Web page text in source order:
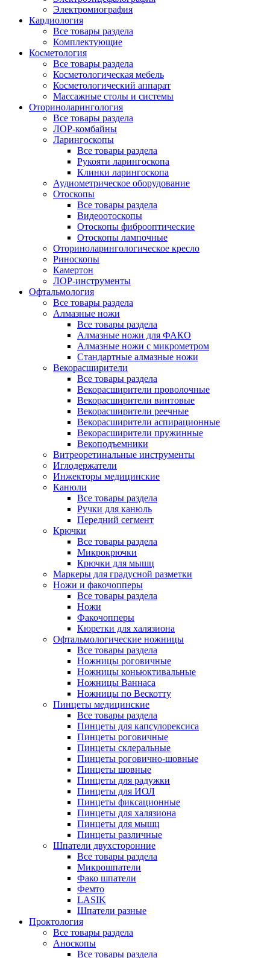
Электромиография
Кардиология
Все товары раздела
Комплектующие
Косметология
Все товары раздела
Косметологическая мебель
Косметологический аппарат
Массажные столы и системы
Оториноларингология
Все товары раздела
ЛОР-комбайны
Ларингоскопы
Все товары раздела
Рукояти ларингоскопа
Клинки ларингоскопа
Аудиометрическое оборудование
Отоскопы
Все товары раздела
Видеоотоскопы
Отоскопы фиброоптические
Отоскопы лампочные
Оториноларингологическое кресло
Риноскопы
Камертон
ЛОР-инструменты
Офтальмология
Все товары раздела
Алмазные ножи
Все товары раздела
Алмазные ножи для ФАКО
Алмазные ножи с микрометром
Стандартные алмазные ножи
Векорасширители
Все товары раздела
Векорасширители проволочные
Векорасширители винтовые
Векорасширители реечные
Векорасширители аспирационные
Векорасширители пружинные
Векоподъемники
Витреоретинальные инструменты
Иглодержатели
Инжекторы медицинские
Канюли
Все товары раздела
Ручки для канюль
Передний сегмент
Крючки
Все товары раздела
Микрокрючки
Крючки для мышц
Маркеры для градусной разметки
Ножи и факочопперы
Все товары раздела
Ножи
Факочопперы
Кюретки для халязиона
Офтальмологические ножницы
Все товары раздела
Ножницы роговичные
Ножницы коньюктивальные
Ножницы Ваннаса
Ножницы по Вескотту
Пинцеты медицинские
Все товары раздела
Пинцеты для капсулорексиса
Пинцеты роговичные
Пинцеты склеральные
Пинцеты роговично-шовные
Пинцеты шовные
Пинцеты для радужки
Пинцеты для ИОЛ
Пинцеты фиксационные
Пинцеты для халязиона
Пинцеты для мышц
Пинцеты различные
Шпатели двухсторонние
Все товары раздела
Микрошпатели
Фако шпатели
Фемто
LASIK
Шпатели разные
Проктология
Все товары раздела
Аноскопы
Все товары раздела